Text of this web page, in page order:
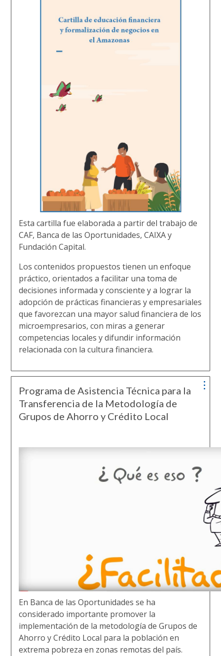
Esta cartilla fue elaborada a partir del trabajo de
CAF, Banca de las Oportunidades, CAIXA y
Fundación Capital.
Los contenidos propuestos tienen un enfoque
práctico, orientados a facilitar una toma de
decisiones informada y consciente y a lograr la
adopción de prácticas financieras y empresariales
que favorezcan una mayor salud financiera de los
microempresarios, con miras a generar
competencias locales y difundir información
relacionada con la cultura financiera.
Programa de Asistencia Técnica para la
Transferencia de la Metodología de
Grupos de Ahorro y Crédito Local
En Banca de las Oportunidades se ha
considerado importante promover la
implementación de la metodología de Grupos de
Ahorro y Crédito Local para la población en
extrema pobreza en zonas remotas del país.